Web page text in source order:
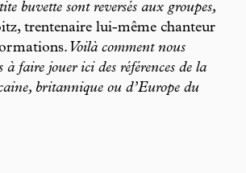
buvette sont reversés aux groupes,
trentenaire lui-même chanteur
Voilà comment nous
à faire jouer ici des références de la
britannique ou d’Europe du